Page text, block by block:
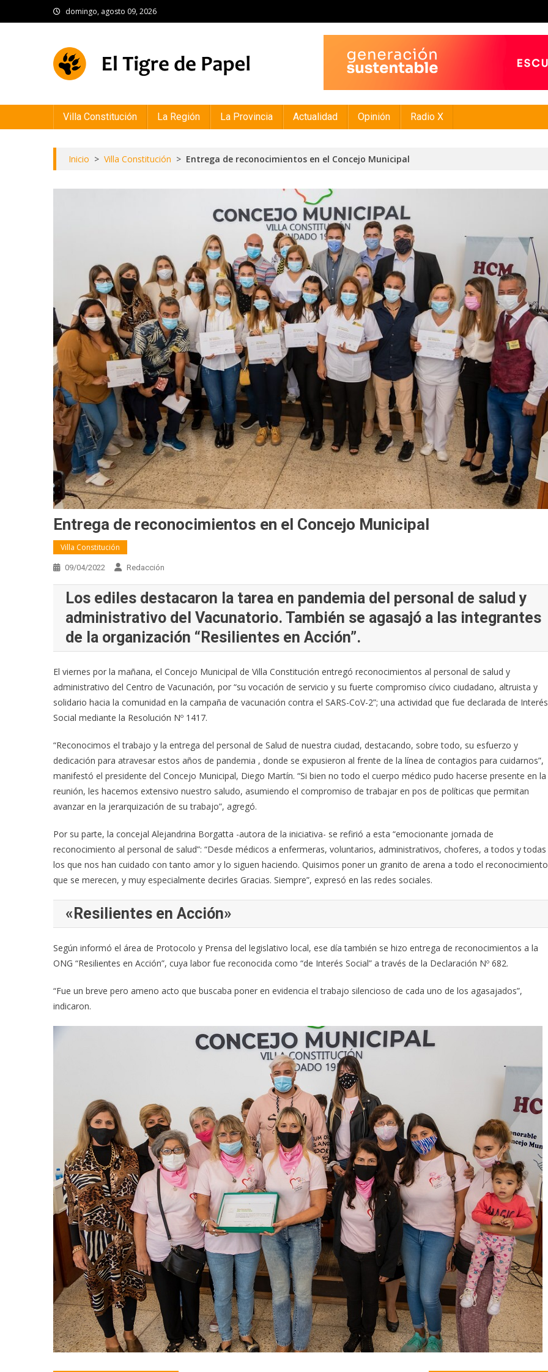
to
domingo, agosto 09, 2026
Villa Constitución La Región La Provincia Actualidad Opinión Radio X
Inicio > Villa Constitución > Entrega de reconocimientos en el Concejo Municipal
Entrega de reconocimientos en el Concejo Municipal
Villa Constitución
09/04/2022 Redacción
Los ediles destacaron la tarea en pandemia del personal de salud y
administrativo del Vacunatorio. También se agasajó a las integrantes
de la organización “Resilientes en Acción”.
El viernes por la mañana, el Concejo Municipal de Villa Constitución entregó reconocimientos al personal de salud y
administrativo del Centro de Vacunación, por “su vocación de servicio y su fuerte compromiso cívico ciudadano, altruista y
solidario hacia la comunidad en la campaña de vacunación contra el SARS-CoV-2”; una actividad que fue declarada de Interés
Social mediante la Resolución Nº 1417.
“Reconocimos el trabajo y la entrega del personal de Salud de nuestra ciudad, destacando, sobre todo, su esfuerzo y
dedicación para atravesar estos años de pandemia , donde se expusieron al frente de la línea de contagios para cuidarnos”,
manifestó el presidente del Concejo Municipal, Diego Martín. “Si bien no todo el cuerpo médico pudo hacerse presente en la
reunión, les hacemos extensivo nuestro saludo, asumiendo el compromiso de trabajar en pos de políticas que permitan
avanzar en la jerarquización de su trabajo”, agregó.
Por su parte, la concejal Alejandrina Borgatta -autora de la iniciativa- se refirió a esta “emocionante jornada de
reconocimiento al personal de salud”: “Desde médicos a enfermeras, voluntarios, administrativos, choferes, a todos y todas
los que nos han cuidado con tanto amor y lo siguen haciendo. Quisimos poner un granito de arena a todo el reconocimiento
que se merecen, y muy especialmente decirles Gracias. Siempre”, expresó en las redes sociales.
«Resilientes en Acción»
Según informó el área de Protocolo y Prensa del legislativo local, ese día también se hizo entrega de reconocimientos a la
ONG “Resilientes en Acción”, cuya labor fue reconocida como “de Interés Social” a través de la Declaración Nº 682.
“Fue un breve pero ameno acto que buscaba poner en evidencia el trabajo silencioso de cada uno de los agasajados”,
indicaron.